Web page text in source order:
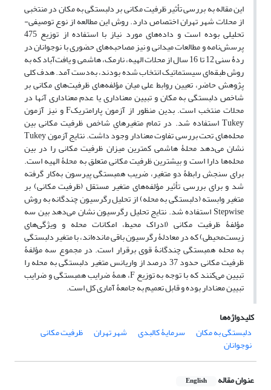
این مقاله به بررسی تأثیر ظرفیت مکانی بر دلبستگی به مکان در منتخبی
از محلات شهر تهران اختصاص دارد. روش این مطالعه از نوع توصیفی-
تحلیلی بوده است و داده‌های مورد نیاز با استفاده از توزیع 475
پرسش‌نامه و مطالعات میدانی و نیز مصاحبه‌های حضوری با نوجوانان در
ردۀ سنی 12 تا 16 سال از محلات الهیه، نارمک، هاشمی و یافت‌آباد که به
روش طبقه‌ای سیستماتیک انتخاب شده بودند، به‌دست آمد. هدف کلی
پژوهش حاضر، تعیین روابط علی میان مؤلفه‌های ظرفیت‌های مکانی بر
شاخص دلبستگی به مکان و تبیین معناداری یا عدم معناداری آنها در
محلات منتخب است. بدین منظور از آزمون پارامتریکF و نیز آزمون
Tukey استفاده شد. در تمام متغیرهایِ شاخص ظرفیت مکانی بین
محله‌های تحت بررسی تفاوت معنادار وجود داشت. نتایج آزمون Tukey
نشان می‌دهد محلۀ هاشمی کمترین میزان ظرفیت مکانی را در بین
محله‌ها دارا است و بیشترین ظرفیت مکانی متعلق به محلۀ الهیه است.
برای سنجش رابطۀ دو متغیر، ضریب همبستگی پیرسون به‌کار گرفته
شد و برای بررسی تأثیر مؤلفه‌های متغیر مستقل (ظرفیت مکانی) بر
متغیر وابسته (دلبستگی به محله) از تحلیل رگرسیون چندگانه به روش
Stepwise استفاده شد. نتایج تحلیل رگرسیون نشان می‌دهد بین سه
مؤلفۀ ظرفیت مکانی (ادراک محیط، امکانات محله و ویژگی‌های
زیست‌محیطی) که در معادلۀ رگرسیون باقی مانده‌اند، با متغیر دلبستگی
به محله همبستگی چندگانۀ قوی برقرار است. در مجموع سه مؤلفۀ
ظرفیت مکانی حدود 37 درصد از واریانس متغیر دلبستگی به محله را
تبیین می‌کنند که با توجه به توزیع F، همۀ ضرایب همبستگی و ضرایب
تبیین معنادار بوده و قابل تعمیم به جامعۀ آماری کل است.
کلیدواژه‌ها
دلبستگی به مکان
سرمایۀ کالبدی شهر تهران ظرفیت مکانی
نوجوانان
عنوان مقاله English